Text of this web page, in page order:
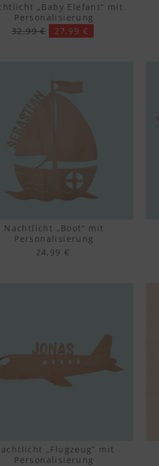
„Baby Elefant“ mit
Personalisierung
32,99 €
27,99 €
Nachtlicht „Boot“ mit
Personalisierung
24,99 €
„Flugzeug“ mit
Personalisierung